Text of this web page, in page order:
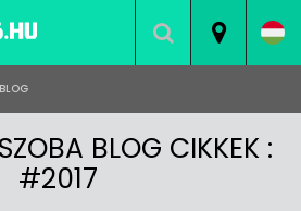
BLOG
BLOG CIKKEK :
#2017